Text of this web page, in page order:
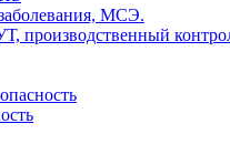
МСЭ.
производственный